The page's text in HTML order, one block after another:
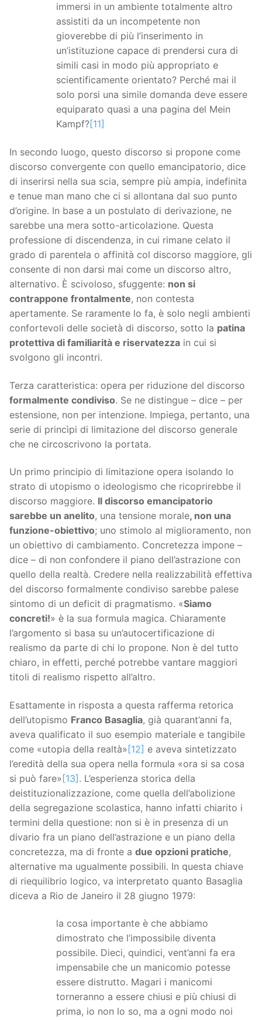
immersi in un ambiente totalmente altro
assistiti da un incompetente non
gioverebbe di più l’inserimento in
un’istituzione capace di prendersi cura di
simili casi in modo più appropriato e
scientificamente orientato? Perché mai il
solo porsi una simile domanda deve essere
equiparato quasi a una pagina del Mein
Kampf?[11]
In secondo luogo, questo discorso si propone come
discorso convergente con quello emancipatorio, dice
di inserirsi nella sua scia, sempre più ampia, indefinita
e tenue man mano che ci si allontana dal suo punto
d’origine. In base a un postulato di derivazione, ne
sarebbe una mera sotto-articolazione. Questa
professione di discendenza, in cui rimane celato il
grado di parentela o affinità col discorso maggiore, gli
consente di non darsi mai come un discorso altro,
alternativo. È scivoloso, sfuggente: non si
contrappone frontalmente, non contesta
apertamente. Se raramente lo fa, è solo negli ambienti
confortevoli delle società di discorso, sotto la patina
protettiva di familiarità e riservatezza in cui si
svolgono gli incontri.
Terza caratteristica: opera per riduzione del discorso
formalmente condiviso. Se ne distingue – dice – per
estensione, non per intenzione. Impiega, pertanto, una
serie di princìpi di limitazione del discorso generale
che ne circoscrivono la portata.
Un primo principio di limitazione opera isolando lo
strato di utopismo o ideologismo che ricoprirebbe il
discorso maggiore. Il discorso emancipatorio
sarebbe un anelito, una tensione morale, non una
funzione-obiettivo; uno stimolo al miglioramento, non
un obiettivo di cambiamento. Concretezza impone –
dice – di non confondere il piano dell’astrazione con
quello della realtà. Credere nella realizzabilità effettiva
del discorso formalmente condiviso sarebbe palese
sintomo di un deficit di pragmatismo. «Siamo
concreti!» è la sua formula magica. Chiaramente
l’argomento si basa su un’autocertificazione di
realismo da parte di chi lo propone. Non è del tutto
chiaro, in effetti, perché potrebbe vantare maggiori
titoli di realismo rispetto all’altro.
Esattamente in risposta a questa rafferma retorica
dell’utopismo Franco Basaglia, già quarant’anni fa,
aveva qualificato il suo esempio materiale e tangibile
come «utopia della realtà»[12] e aveva sintetizzato
l’eredità della sua opera nella formula «ora si sa cosa
si può fare»[13]. L’esperienza storica della
deistituzionalizzazione, come quella dell’abolizione
della segregazione scolastica, hanno infatti chiarito i
termini della questione: non si è in presenza di un
divario fra un piano dell’astrazione e un piano della
concretezza, ma di fronte a due opzioni pratiche,
alternative ma ugualmente possibili. In questa chiave
di riequilibrio logico, va interpretato quanto Basaglia
diceva a Rio de Janeiro il 28 giugno 1979:
la cosa importante è che abbiamo
dimostrato che l’impossibile diventa
possibile. Dieci, quindici, vent’anni fa era
impensabile che un manicomio potesse
essere distrutto. Magari i manicomi
torneranno a essere chiusi e più chiusi di
prima, io non lo so, ma a ogni modo noi